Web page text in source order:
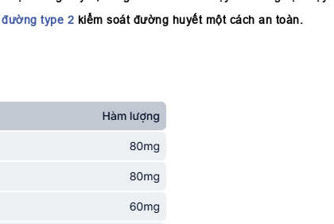
type 2 kiểm soát đường huyết một cách an toàn.